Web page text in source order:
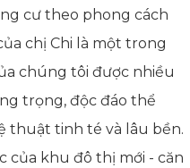
cư theo phong cách
chị Chi là một trong
chúng tôi được nhiều
trọng, độc đáo thể
thuật tinh té và lâu bền.
của khu đô thị mới - căn